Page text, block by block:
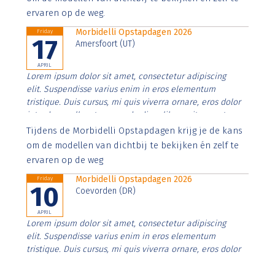
ervaren op de weg.
Friday
17
APRIL
Morbidelli Opstapdagen 2026
Amersfoort (UT)
Lorem ipsum dolor sit amet, consectetur adipiscing
elit. Suspendisse varius enim in eros elementum
tristique. Duis cursus, mi quis viverra ornare, eros dolor
interdum nulla, ut commodo diam libero vitae erat.
Aenean faucibus nibh et justo cursus id rutrum lorem
imperdiet. Nunc ut sem vitae risus tristique posuere.
Tijdens de Morbidelli Opstapdagen krijg je de kans
om de modellen van dichtbij te bekijken én zelf te
ervaren op de weg
Friday
10
APRIL
Morbidelli Opstapdagen 2026
Coevorden (DR)
Lorem ipsum dolor sit amet, consectetur adipiscing
elit. Suspendisse varius enim in eros elementum
tristique. Duis cursus, mi quis viverra ornare, eros dolor